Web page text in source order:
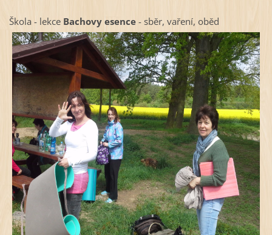
Škola - lekce Bachovy esence- sběr, vaření, oběd